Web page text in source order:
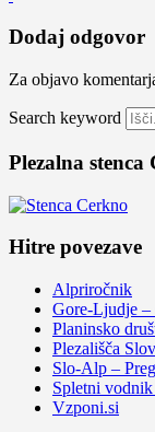
Dodaj odgovor
Za objavo
Search keyword
Plezalna stenca
Hitre povezave
Alpriročnik
Gore-Ljudje
Planinsko
Plezališča
Slo-Alp –
Spletni
Vzponi.si